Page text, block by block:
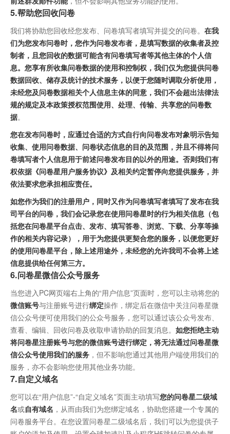
5.帮助您回收问卷
我们将协助您回收经您发布、问卷填写者填写并提交的问卷。 在我
们为您发布问卷时，您作为问卷发布者，是填写数据的收集者及控
制者，且您回收的数据可能含有问卷填写者等其他主体的个人信
息。您享有所收集问卷数据的使用和控制权，我们仅为您提供问卷
数据回收、储存及统计的技术服务，以便于您随时调取分析使用，
未经您及问卷数据相关个人信息主体的同意，我们不会超出法律法
规的规定及本政策授权范围使用、处理、传输、共享您的问卷数
据。
您在发布问卷时，应通过合适的方式自行向问卷发布对象明示告知
收集、使用问卷数据、问卷状态信息的目的及范围，并且不得将问
卷填写者个人信息用于前述问卷发布目的以外的用途。否则我们有
权依据《问卷星用户服务协议》及相关约定暂停向您提供服务，并
依法要求您承担相应责任。
如您作为我们的注册用户，同时又作为问卷填写者填写了发布在我
司平台的问卷，我们会记录您在使用问卷星时的行为相关信息（包
括您在问卷星平台点击、发布、填写答卷、浏览、下载、分享等操
作的相关内容记录），用于为您提供更契合您的服务，以便您更好
的使用问卷星平台，除上述用途外，未经您的允许我司不会将上述
信息提供给任何第三方。
6.问卷星微信公众号服务
当您进入PC网页端右上角的“用户信息”页面时，您可以主动将您的
微信账号与注册账号进行绑定操作，绑定后在微信中关注问卷星微
信公众号便可使用我们的公众号服务，您可以通过该公众号发布、
查看、编辑、回收问卷及收取申请协助的回复消息。 如您拒绝主动
将问卷星注册账号与您的微信账号进行绑定，将无法通过问卷星微
信公众号使用我们的服务 ，但不影响您通过其他用户端使用我们的
服务，亦不会影响您使用其他业务功能。
7.自定义域名
您可以在“用户信息”-“自定义域名”页面主动填写您的问卷星二级域
名或自有域名 ，从而由我们为您绑定域名，协助您搭建一个专属的
问卷服务平台。在您设置问卷星二级域名后，我们可以为您提供子